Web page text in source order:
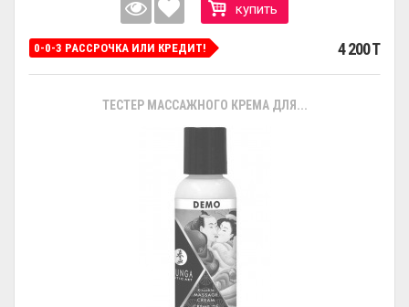
купить
0-0-3 РАССРОЧКА ИЛИ КРЕДИТ! 4 200 T
ТЕСТЕР МАССАЖНОГО КРЕМА ДЛЯ...